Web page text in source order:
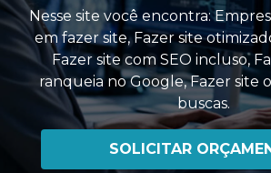
Nesse site você encontra:
em fazer site,Fazer site
Fazer site com SEO incluso,
ranqueia no Google,Fazer site
buscas.
SOLICITAR